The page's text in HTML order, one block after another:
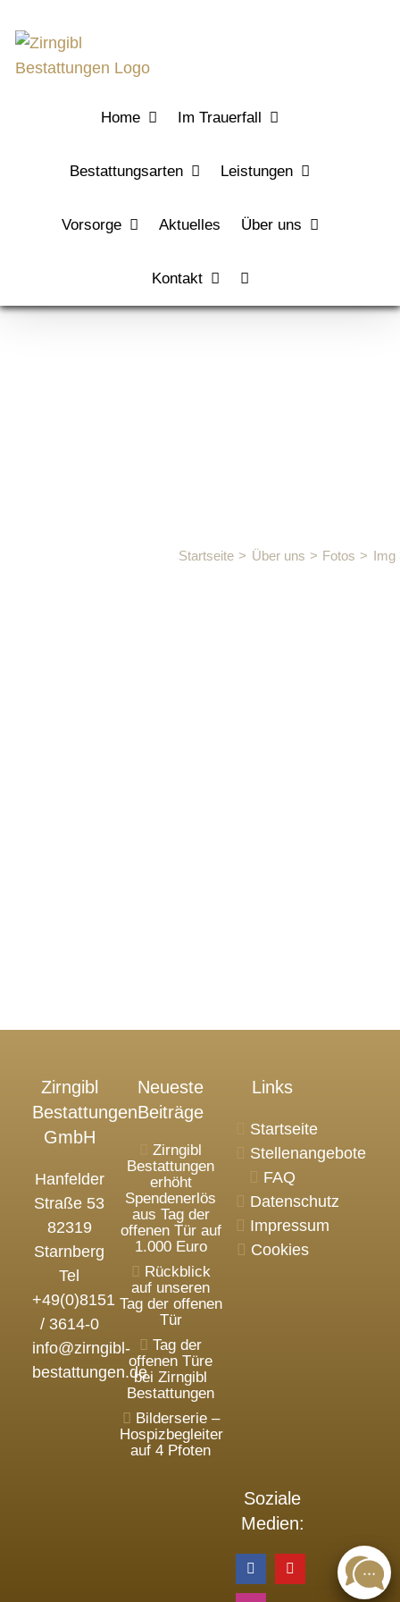
Inhalt
springen
Home Im Trauerfall
Bestattungsarten Leistungen
Vorsorge Aktuelles Über uns
Kontakt
Startseite Über uns Fotos Img
Zirngibl
Bestattungen
GmbH
Hanfelder
Straße 53
82319
Starnberg
Tel
+49(0)8151
/ 3614-0
info@zirngibl-
bestattungen.de
Neueste
Beiträge
Zirngibl
Bestattungen
erhöht
Spendenerlös
aus Tag der
offenen Tür auf
1.000 Euro
Rückblick
auf unseren
Tag der offenen
Tür
Tag der
offenen Türe
bei Zirngibl
Bestattungen
Bilderserie –
Hospizbegleiter
auf 4 Pfoten
Links
Startseite
Stellenangebote
FAQ
Datenschutz
Impressum
Cookies
Soziale
Medien: